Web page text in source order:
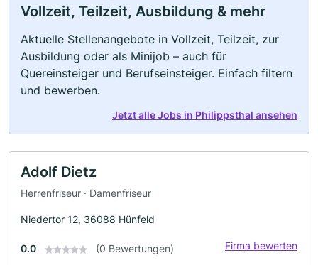
Vollzeit, Teilzeit, Ausbildung & mehr
Aktuelle Stellenangebote in Vollzeit, Teilzeit, zur
Ausbildung oder als Minijob – auch für
Quereinsteiger und Berufseinsteiger. Einfach filtern
und bewerben.
Jetzt alle Jobs in Philippsthal ansehen
Adolf Dietz
Herrenfriseur · Damenfriseur
Niedertor 12, 36088 Hünfeld
0.0 (0 Bewertungen) Firma bewerten